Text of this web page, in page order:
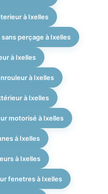
à Ixelles
perçage à Ixelles
à Ixelles
à Ixelles
à Ixelles
motorisé à Ixelles
à Ixelles
à Ixelles
fenetres à Ixelles